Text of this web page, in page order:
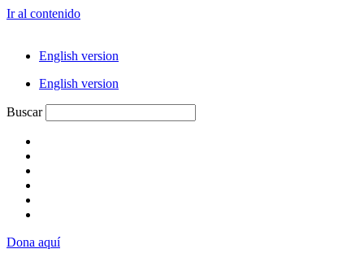
Ir al contenido
English version
English version
Buscar
Dona aquí